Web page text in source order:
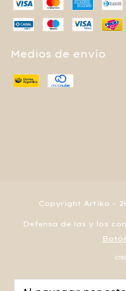
Medios de envío
Copyright Artiko -
Defensa de las y los